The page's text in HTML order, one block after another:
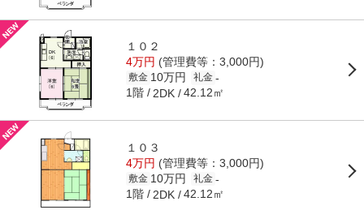
１０２
4万円 (管理費等：3,000円)
敷金 10万円 礼金 -
1階 2DK 42.12㎡
１０３
4万円 (管理費等：3,000円)
敷金 10万円 礼金 -
1階 2DK 42.12㎡